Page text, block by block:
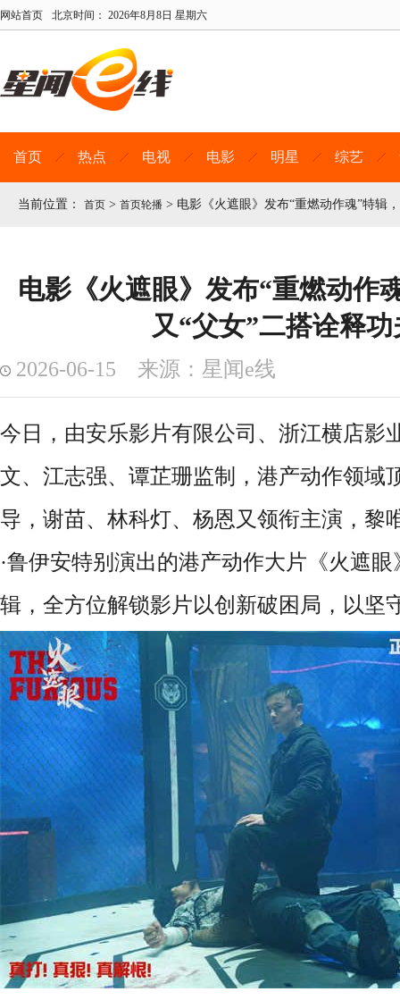
网站首页 北京时间： 2026年8月8日 星期六
首页 热点 电视 电影 明星 综艺
当前位置： 首页 > 首页轮播 > 电影《火遮眼》发布“重燃动作魂”特辑
电影《火遮眼》发布“重燃动作
又“父女”二搭诠释
2026-06-15 来源：星闻e线
今日，由安乐影片有限公司、浙江横店影
文、江志强、谭芷珊监制，港产动作领域
导，谢苗、林科灯、杨恩又领衔主演，黎
·鲁伊安特别演出的港产动作大片《火遮眼
辑，全方位解锁影片以创新破困局，以坚